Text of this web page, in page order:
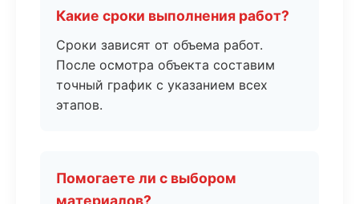
Какие сроки выполнения работ?
Сроки зависят от объема работ.
После осмотра объекта составим
точный график с указанием всех
этапов.
Помогаете ли с выбором
материалов?